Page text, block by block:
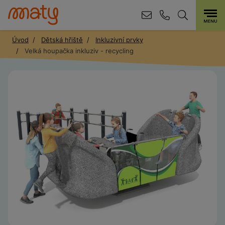
Úvod Dětská hřiště
Inkluzivní prvky
Velká houpačka inkluziv - recycling